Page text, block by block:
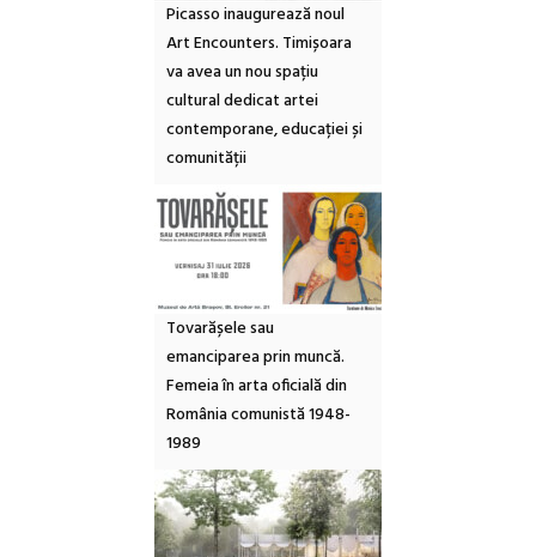
Picasso inaugurează noul
Art Encounters. Timișoara
va avea un nou spațiu
cultural dedicat artei
contemporane, educației și
comunității
Tovarășele sau
emanciparea prin muncă.
Femeia în arta oficială din
România comunistă 1948-
1989